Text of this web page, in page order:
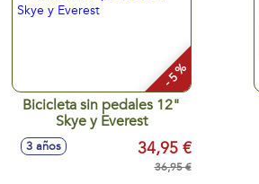
- 5 %
Bicicleta sin pedales 12"
Skye y Everest
3 años 34,95 €
36,95 €